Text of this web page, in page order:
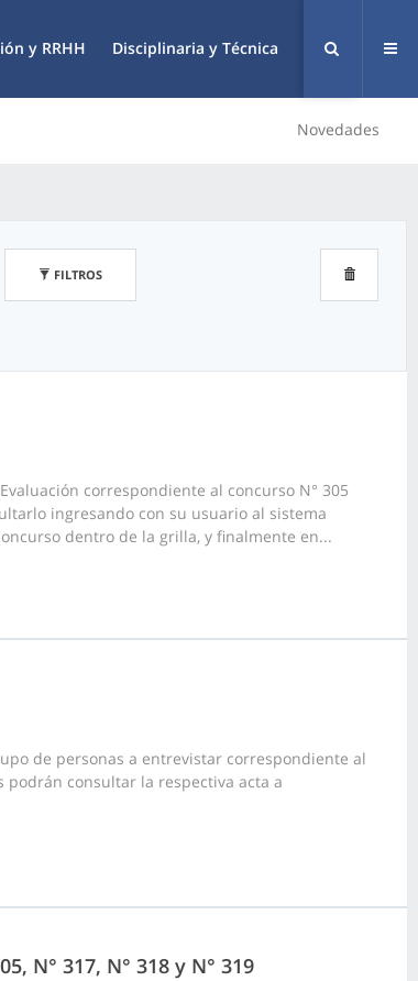
y RRHH Disciplinaria y Técnica
Novedades
FILTROS
correspondiente al concurso N° 305
ingresando con su usuario al sistema
dentro de la grilla, y finalmente en...
de personas a entrevistar correspondiente al
podrán consultar la respectiva acta a
N° 317, N° 318 y N° 319